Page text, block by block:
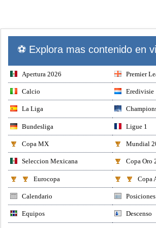
⚽ Explora mas contenido en
Apertura 2026 Premier
Calcio Eredivisie
La Liga
Bundesliga Ligue 1
Copa MX Mundial
Seleccion Mexicana Copa Oro
Eurocopa Copa
Calendario Posiciones
Equipos Descenso